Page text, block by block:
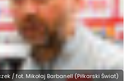
/ fot. Mikołaj Barbanell (Piłkarski Świat)